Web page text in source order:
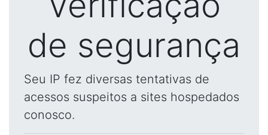
de segurança
Seu IP fez diversas tentativas de
acessos suspeitos a sites hospedados
conosco.